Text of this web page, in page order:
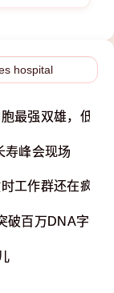
最强双雄，低碳
寿峰会现场
工作群还在疯狂
破百万DNA字母